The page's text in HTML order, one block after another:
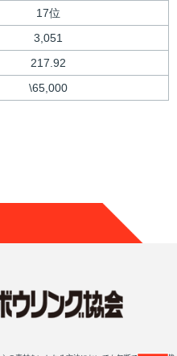
17位
3,051
217.92
\65,000